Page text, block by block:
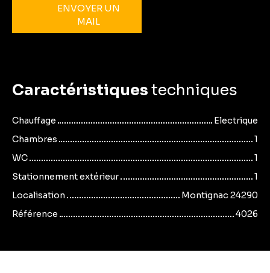
ENVOYER UN
MAIL
Caractéristiquestechniques
Chauffage
Electrique
Chambres
1
WC
1
Stationnement extérieur
1
Localisation
Montignac 24290
Référence
4026